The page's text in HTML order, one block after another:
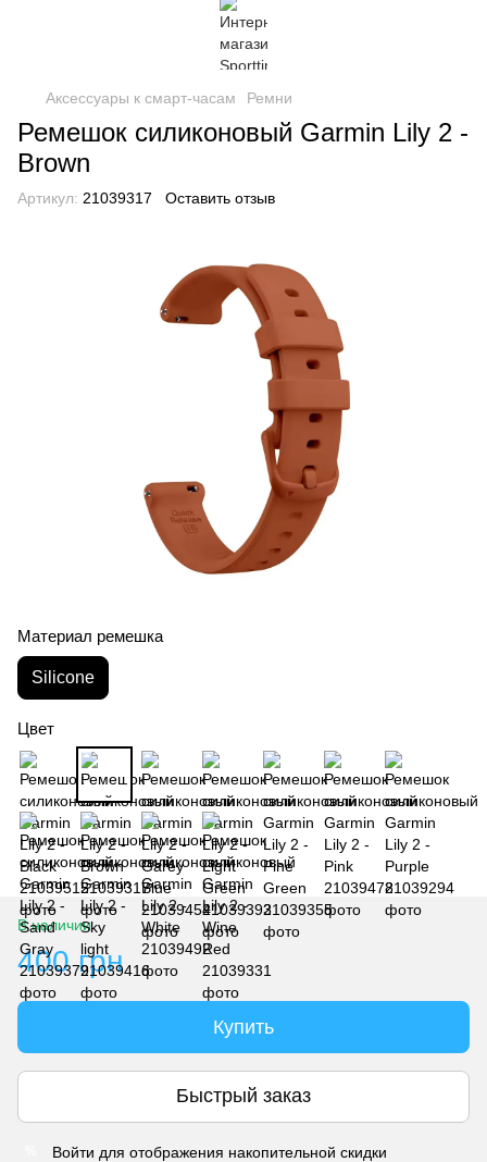
Аксессуары к смарт-часам Ремни
Ремешок силиконовый Garmin Lily 2 -
Brown
Артикул: 21039317 Оставить отзыв
Материал ремешка
Silicone
Цвет
В наличии
400 грн
Купить
Быстрый заказ
Войти для отображения накопительной скидки